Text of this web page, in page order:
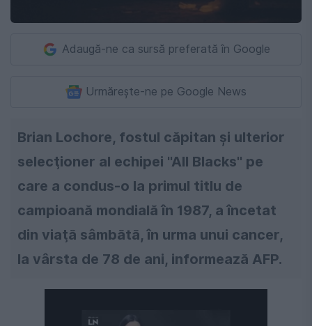
Adaugă-ne ca sursă preferată în Google
Urmărește-ne pe Google News
Brian Lochore, fostul căpitan şi ulterior
selecţioner al echipei ''All Blacks'' pe
care a condus-o la primul titlu de
campioană mondială în 1987, a încetat
din viaţă sâmbătă, în urma unui cancer,
la vârsta de 78 de ani, informează AFP.